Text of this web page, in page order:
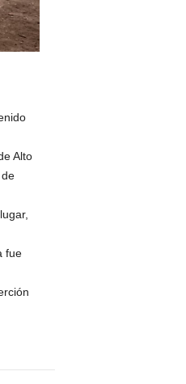
Alto
fue